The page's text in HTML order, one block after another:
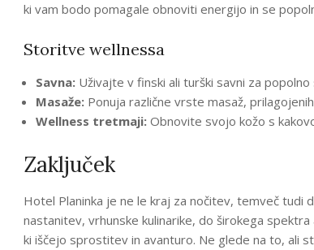
ki vam bodo pomagale obnoviti energijo in se
Storitve wellnessa
Savna: Uživajte v finski ali turški savni za
Masaže: Ponuja različne vrste masaž,
Wellness tretmaji: Obnovite svojo kožo s
Zaključek
Hotel Planinka je ne le kraj za nočitev, temveč tudi
nastanitev, vrhunske kulinarike, do širokega
ki iščejo sprostitev in avanturo. Ne glede na to, ali